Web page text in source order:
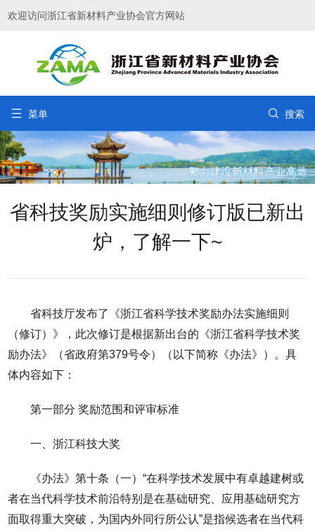
欢迎访问浙江省新材料产业协会官方网站
 菜单  搜索
省科技奖励实施细则修订版已新出
炉，了解一下~
省科技厅发布了《浙江省科学技术奖励办法实施细则
（修订）》，此次修订是根据新出台的《浙江省科学技术奖
励办法》（省政府第379号令）（以下简称《办法》）。具
体内容如下：
第一部分 奖励范围和评审标准
一、浙江科技大奖
《办法》第十条（一）“在科学技术发展中有卓越建树或
者在当代科学技术前沿特别是在基础研究、应用基础研究方
面取得重大突破，为国内外同行所公认”是指候选者在当代科